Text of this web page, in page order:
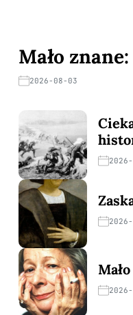
Mało
2026-08-03